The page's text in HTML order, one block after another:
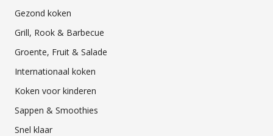
Gezond koken
Grill, Rook & Barbecue
Groente, Fruit & Salade
Internationaal koken
Koken voor kinderen
Sappen & Smoothies
Snel klaar